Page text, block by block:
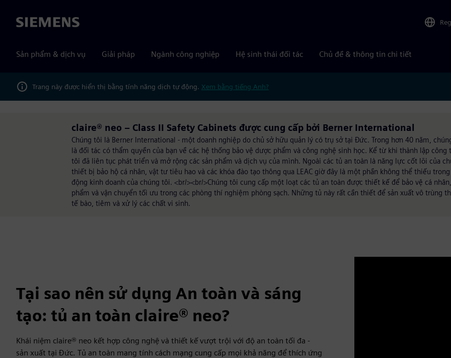
Siemens
Sản phẩm & dịch vụ Giải pháp Ngành công nghiệp Hệ sinh thái đối tác Chủ đề & thông tin chi tiết
Trang này được hiển thị bằng tính năng dịch tự động. Xem bằng tiếng Anh?
claire® neo – Class II Safety Cabinets được cung cấp bởi Berner International
Chúng tôi là Berner International - một doanh nghiệp do chủ sở hữu quản lý có trụ sở tại Đức. Trong hơn 40 năm,
là đối tác có thẩm quyền của bạn về các hệ thống bảo vệ dược phẩm và công nghệ sinh học. Kể từ khi thành lập công
tôi đã liên tục phát triển và mở rộng các sản phẩm và dịch vụ của mình. Ngoài các tủ an toàn là năng lực cốt lõi của
thiết bị bảo hộ cá nhân, vật tư tiêu hao và các khóa đào tạo thông qua LEAC giờ đây là một phần không thể thiếu
động kinh doanh của chúng tôi. <br/><br/>Chúng tôi cung cấp một loạt các tủ an toàn được thiết kế để bảo vệ cá
phẩm và vận chuyển tối ưu trong các phòng thí nghiệm phòng sạch. Những tủ này rất cần thiết để sản xuất vô trùng
tế bào, tiêm và xử lý các chất vi sinh.
Tại sao nên sử dụng An toàn và sáng
tạo: tủ an toàn claire® neo?
Khái niệm claire® neo kết hợp công nghệ và thiết kế vượt trội với độ an toàn tối đa -
sản xuất tại Đức. Tủ an toàn mang tính cách mạng cung cấp mọi khả năng để thích ứng